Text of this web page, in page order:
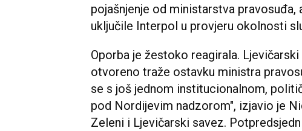
pojašnjenje od ministarstva pravosuđa,
uključile Interpol u provjeru okolnosti
Oporba je žestoko reagirala.
otvoreno traže ostavku ministra
se s još jednom institucionalnom,
pod Nordijevim nadzorom", izjavio je
Zeleni i Ljevičarski savez.